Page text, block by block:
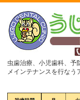
虫歯治療、小児歯科、予
メインテナンスを行なう